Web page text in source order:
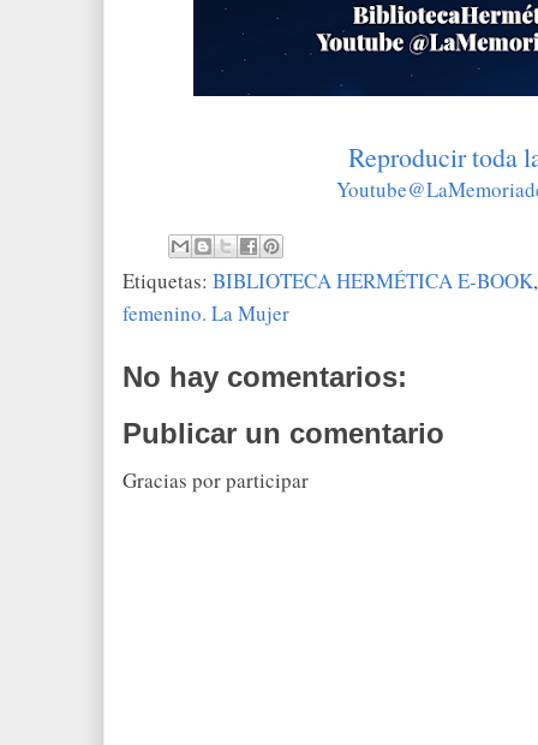
Reproducir toda
Etiquetas: BIBLIOTECA HERMÉTICA E-BOOK
femenino. La Mujer
No hay comentarios:
Publicar un comentario
Gracias por participar